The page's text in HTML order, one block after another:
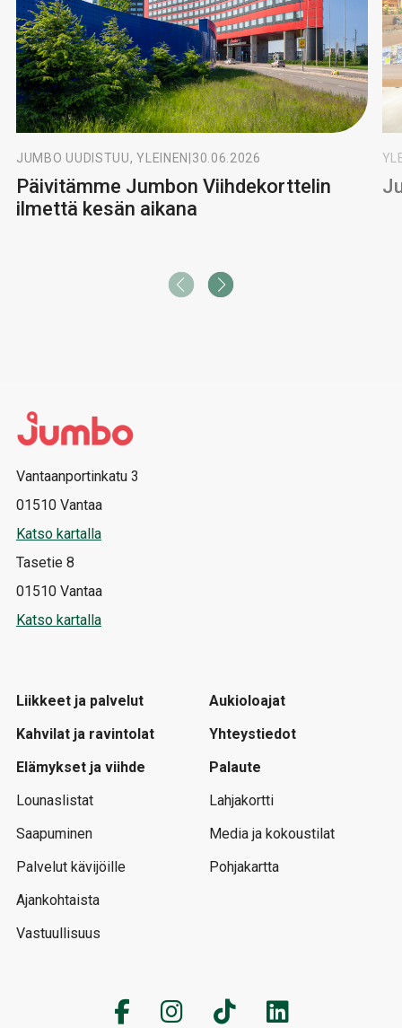
JUMBO UUDISTUU, YLEINEN 30.06.2026
Päivitämme Jumbon Viihdekorttelin
ilmettä kesän aikana
Vantaanportinkatu 3
01510 Vantaa
Katso kartalla
Tasetie 8
01510 Vantaa
Katso kartalla
Liikkeet ja palvelut
Kahvilat ja ravintolat
Elämykset ja viihde
Lounaslistat
Saapuminen
Palvelut kävijöille
Ajankohtaista
Vastuullisuus
Aukioloajat
Yhteystiedot
Palaute
Lahjakortti
Media ja kokoustilat
Pohjakartta